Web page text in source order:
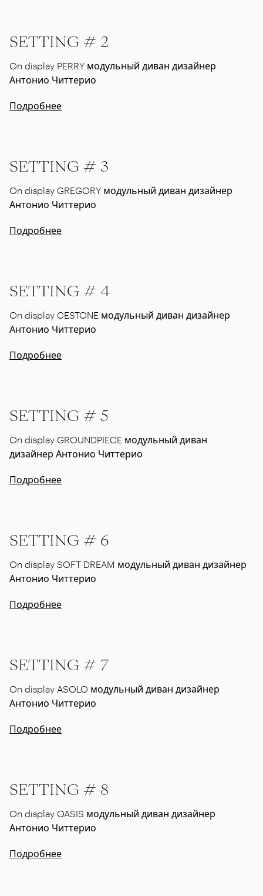
SETTING # 2
On display PERRY модульный диван дизайнер
Антонио Читтерио
Подробнее
SETTING # 3
On display GREGORY модульный диван дизайнер
Антонио Читтерио
Подробнее
SETTING # 4
On display CESTONE модульный диван дизайнер
Антонио Читтерио
Подробнее
SETTING # 5
On display GROUNDPIECE модульный диван
дизайнер Антонио Читтерио
Подробнее
SETTING # 6
On display SOFT DREAM модульный диван дизайнер
Антонио Читтерио
Подробнее
SETTING # 7
On display ASOLO модульный диван дизайнер
Антонио Читтерио
Подробнее
SETTING # 8
On display OASIS модульный диван дизайнер
Антонио Читтерио
Подробнее